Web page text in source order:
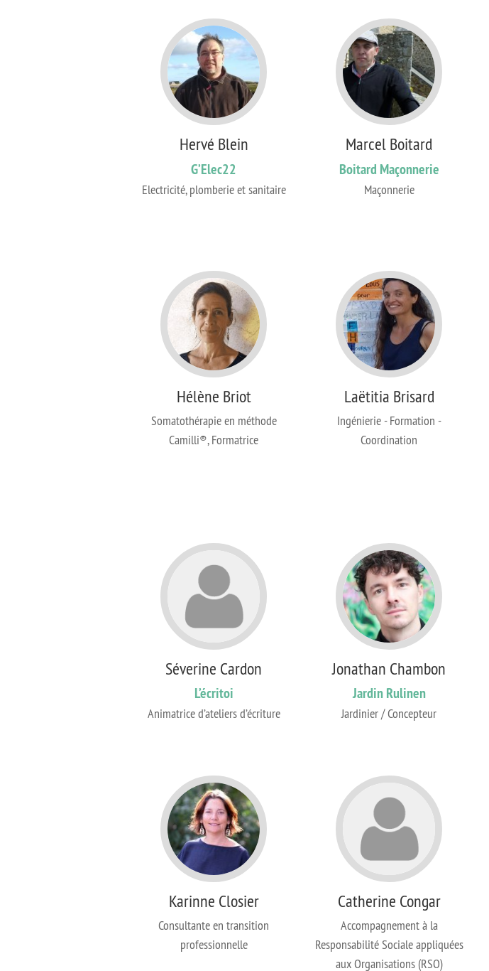
Hervé Blein
G’Elec22
Electricité, plomberie et sanitaire
Marcel Boitard
Boitard Maçonnerie
Maçonnerie
Hélène Briot
Somatothérapie en méthode
Camilli®, Formatrice
Laëtitia Brisard
Ingénierie - Formation -
Coordination
Séverine Cardon
L’écritoi
Animatrice d’ateliers d’écriture
Jonathan Chambon
Jardin Rulinen
Jardinier / Concepteur
Karinne Closier
Consultante en transition
professionnelle
Catherine Congar
Accompagnement à la
Responsabilité Sociale appliquées
aux Organisations (RSO)